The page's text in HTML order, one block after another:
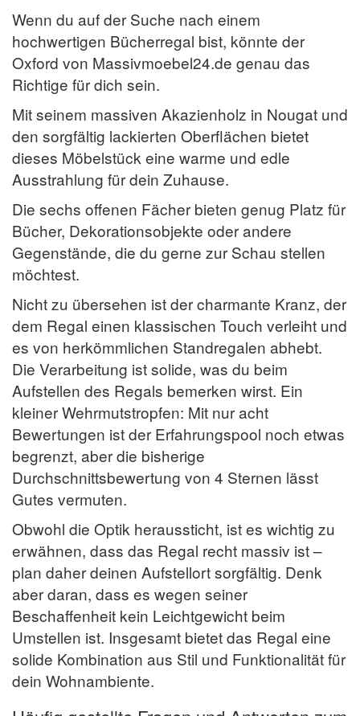
Wenn du auf der Suche nach einem
hochwertigen Bücherregal bist, könnte der
Oxford von Massivmoebel24.de genau das
Richtige für dich sein.
Mit seinem massiven Akazienholz in Nougat und
den sorgfältig lackierten Oberflächen bietet
dieses Möbelstück eine warme und edle
Ausstrahlung für dein Zuhause.
Die sechs offenen Fächer bieten genug Platz für
Bücher, Dekorationsobjekte oder andere
Gegenstände, die du gerne zur Schau stellen
möchtest.
Nicht zu übersehen ist der charmante Kranz, der
dem Regal einen klassischen Touch verleiht und
es von herkömmlichen Standregalen abhebt.
Die Verarbeitung ist solide, was du beim
Aufstellen des Regals bemerken wirst. Ein
kleiner Wehrmutstropfen: Mit nur acht
Bewertungen ist der Erfahrungspool noch etwas
begrenzt, aber die bisherige
Durchschnittsbewertung von 4 Sternen lässt
Gutes vermuten.
Obwohl die Optik heraussticht, ist es wichtig zu
erwähnen, dass das Regal recht massiv ist –
plan daher deinen Aufstellort sorgfältig. Denk
aber daran, dass es wegen seiner
Beschaffenheit kein Leichtgewicht beim
Umstellen ist. Insgesamt bietet das Regal eine
solide Kombination aus Stil und Funktionalität für
dein Wohnambiente.